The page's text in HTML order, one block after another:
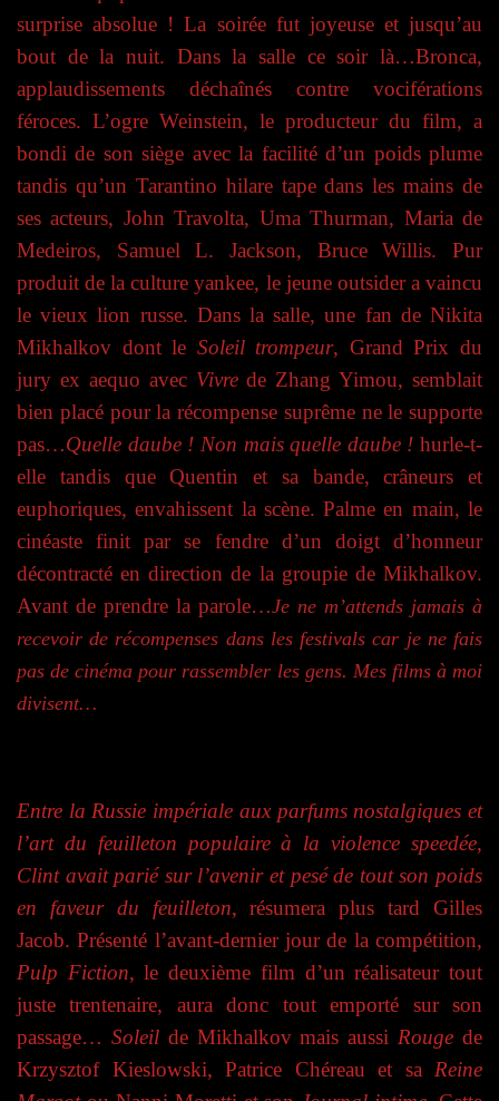
surprise absolue ! La soirée fut joyeuse et jusqu’au
bout de la nuit. Dans la salle ce soir là…Bronca,
applaudissements déchaînés contre vociférations
féroces. L’ogre Weinstein, le producteur du film, a
bondi de son siège avec la facilité d’un poids plume
tandis qu’un Tarantino hilare tape dans les mains de
ses acteurs, John Travolta, Uma Thurman, Maria de
Medeiros, Samuel L. Jackson, Bruce Willis. Pur
produit de la culture yankee, le jeune outsider a vaincu
le vieux lion russe. Dans la salle, une fan de Nikita
Mikhalkov dont le Soleil trompeur, Grand Prix du
jury ex aequo avec Vivrede Zhang Yimou, semblait
bien placé pour la récompense suprême ne le supporte
pas…Quelle daube ! Non mais quelle daube ! hurle-t-
elle tandis que Quentin et sa bande, crâneurs et
euphoriques, envahissent la scène. Palme en main, le
cinéaste finit par se fendre d’un doigt d’honneur
décontracté en direction de la groupie de Mikhalkov.
Avant de prendre la parole…Je ne m’attends jamais à
recevoir de récompenses dans les festivals car je ne fais
pas de cinéma pour rassembler les gens. Mes films à moi
divisent…
Entre la Russie impériale aux parfums nostalgiques et
l’art du feuilleton populaire à la violence speedée,
Clint avait parié sur l’avenir et pesé de tout son poids
en faveur du feuilleton, résumera plus tard Gilles
Jacob. Présenté l’avant-dernier jour de la compétition,
Pulp Fiction, le deuxième film d’un réalisateur tout
juste trentenaire, aura donc tout emporté sur son
passage… Soleilde Mikhalkov mais aussi Rouge de
Krzysztof Kieslowski, Patrice Chéreau et sa Reine